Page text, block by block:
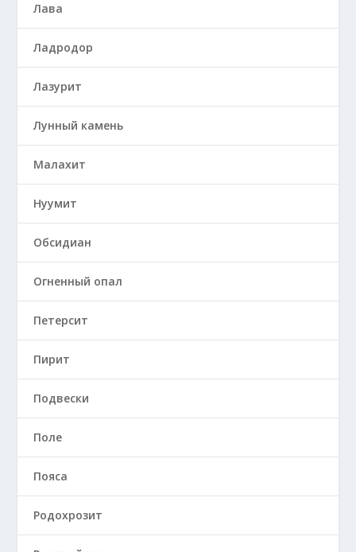
Лава
Ладродор
Лазурит
Лунный камень
Малахит
Нуумит
Обсидиан
Огненный опал
Петерсит
Пирит
Подвески
Поле
Пояса
Родохрозит